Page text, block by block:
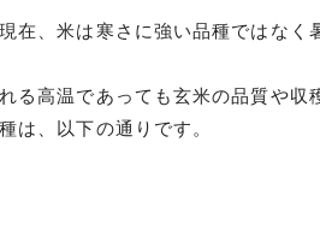
在、米は寒さに強い品種ではな
る高温であっても玄米の品質や収
は、以下の通りです。